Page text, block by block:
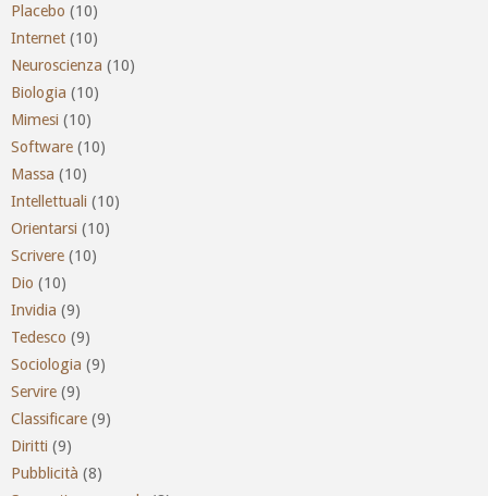
Placebo (10)
Internet (10)
Neuroscienza (10)
Biologia (10)
Mimesi (10)
Software (10)
Massa (10)
Intellettuali (10)
Orientarsi (10)
Scrivere (10)
Dio (10)
Invidia (9)
Tedesco (9)
Sociologia (9)
Servire (9)
Classificare (9)
Diritti (9)
Pubblicità (8)